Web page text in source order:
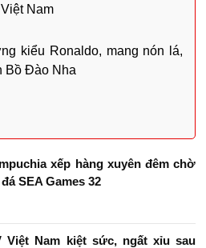
Nam
kiểu Ronaldo, mang nón lá,
Bồ Đào Nha
xếp hàng xuyên đêm chờ
SEA Games 32
Việt Nam kiệt sức, ngất xỉu sau